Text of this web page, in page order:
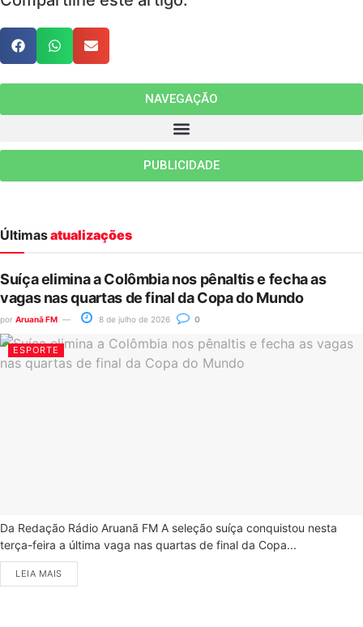
NAVEGAÇÃO
PUBLICIDADE
Últimasatualizações
Suíça elimina a Colômbia nos pênaltis e fecha as
vagas nas quartas de final da Copa do Mundo
por Aruanã FM 8 de julho de 2026 0
ESPORTE
Da Redação Rádio Aruanã FM A seleção suíça conquistou nesta
terça-feira a última vaga nas quartas de final da Copa...
LEIA MAIS